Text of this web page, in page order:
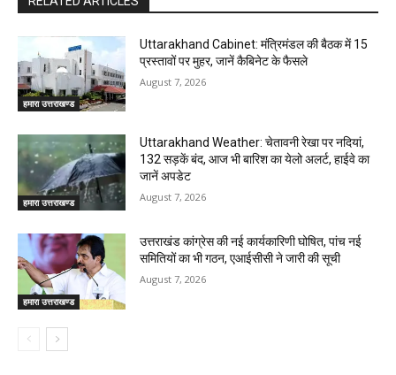
हमारा उत्तराखण्ड
Uttarakhand Cabinet: मंत्रिमंडल की बैठक में 15
प्रस्तावों पर मुहर, जानें कैबिनेट के फैसले
August 7, 2026
हमारा उत्तराखण्ड
Uttarakhand Weather: चेतावनी रेखा पर नदियां,
132 सड़कें बंद, आज भी बारिश का येलो अलर्ट, हाईवे का
जानें अपडेट
August 7, 2026
हमारा उत्तराखण्ड
उत्तराखंड कांग्रेस की नई कार्यकारिणी घोषित, पांच नई
समितियों का भी गठन, एआईसीसी ने जारी की सूची
August 7, 2026